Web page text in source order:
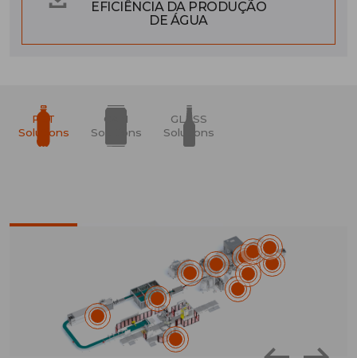
EFICIÊNCIA DA PRODUÇÃO
DE ÁGUA
PET
Solutions
CAN
Solutions
GLASS
Solutions